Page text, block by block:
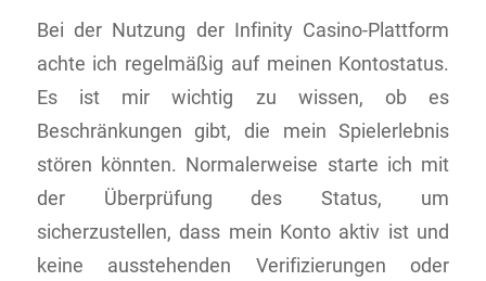
Bei der Nutzung der Infinity Casino-Plattform
achte ich regelmäßig auf meinen Kontostatus.
Es ist mir wichtig zu wissen, ob es
Beschränkungen gibt, die mein Spielerlebnis
stören könnten. Normalerweise starte ich mit
der Überprüfung des Status, um
sicherzustellen, dass mein Konto aktiv ist und
keine ausstehenden Verifizierungen oder